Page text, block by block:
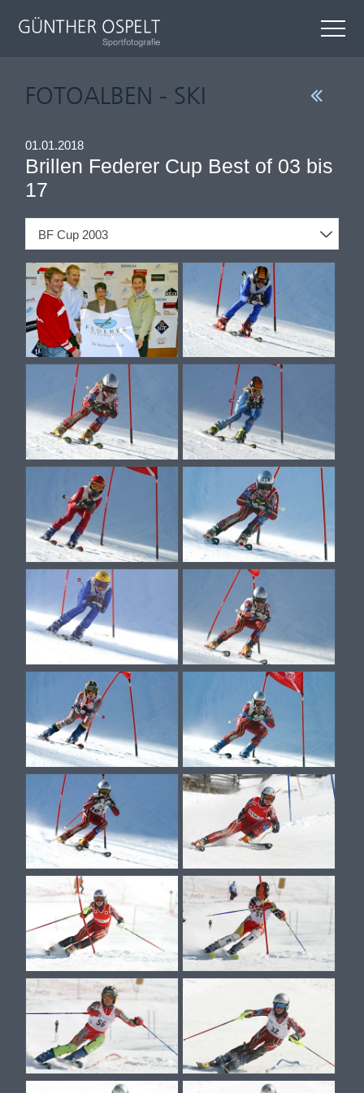
FOTOALBEN - SKI
01.01.2018
Brillen Federer Cup Best of 03 bis
17